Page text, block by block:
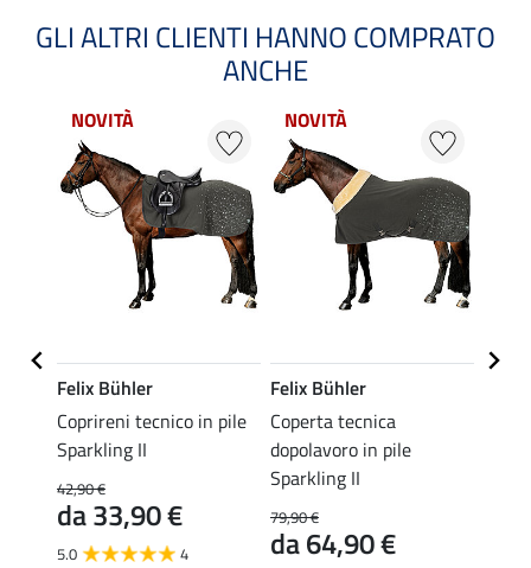
GLI ALTRI CLIENTI HANNO COMPRATO
ANCHE
NOVITÀ
Felix Bühler
Coprireni tecnico in pile
Sparkling II
42,90 €
da 33,90 €
5.0 4
NOVITÀ
Felix Bühler
Coperta tecnica
dopolavoro in pile
Sparkling II
79,90 €
da 64,90 €